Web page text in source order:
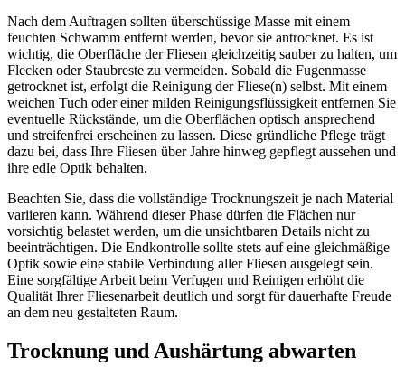
Nach dem Auftragen sollten überschüssige Masse mit einem
feuchten Schwamm entfernt werden, bevor sie antrocknet. Es ist
wichtig, die Oberfläche der Fliesen gleichzeitig sauber zu halten, um
Flecken oder Staubreste zu vermeiden. Sobald die Fugenmasse
getrocknet ist, erfolgt die Reinigung der Fliese(n) selbst. Mit einem
weichen Tuch oder einer milden Reinigungsflüssigkeit entfernen Sie
eventuelle Rückstände, um die Oberflächen optisch ansprechend
und streifenfrei erscheinen zu lassen. Diese gründliche Pflege trägt
dazu bei, dass Ihre Fliesen über Jahre hinweg gepflegt aussehen und
ihre edle Optik behalten.
Beachten Sie, dass die vollständige Trocknungszeit je nach Material
variieren kann. Während dieser Phase dürfen die Flächen nur
vorsichtig belastet werden, um die unsichtbaren Details nicht zu
beeinträchtigen. Die Endkontrolle sollte stets auf eine gleichmäßige
Optik sowie eine stabile Verbindung aller Fliesen ausgelegt sein.
Eine sorgfältige Arbeit beim Verfugen und Reinigen erhöht die
Qualität Ihrer Fliesenarbeit deutlich und sorgt für dauerhafte Freude
an dem neu gestalteten Raum.
Trocknung und Aushärtung abwarten